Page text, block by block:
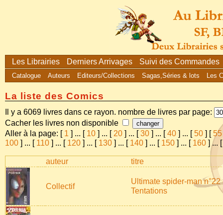
Les Librairies Derniers Arrivages Suivi des Commandes
Catalogue Auteurs Editeurs/Collections Sagas,Séries & lots Les
La liste des Comics
Il y a 6069 livres dans ce rayon. nombre de livres par page:
Cacher les livres non disponible
Aller à la page: [ 1 ] ... [ 10 ] ... [ 20 ] ... [30 ] ... [40 ] ... [ 50 ] [ 55
100 ] ... [ 110 ] ... [ 120 ] ... [ 130 ] ... [ 140 ] ... [ 150 ] ... [ 160 ]...
auteur titre
Collectif
Ultimate spider-man n°22
Tentations